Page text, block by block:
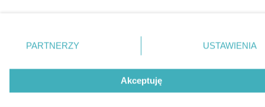
nie wymagają zgody użytkownika, ale masz prawo sprzeciwić
się takiemu przetwarzaniu. Preferencje będą miały
Zapoznaj się z poniższymi informacjami, abyś mógł świadomie
PARTNERZY USTAWIENIA
Akceptuję